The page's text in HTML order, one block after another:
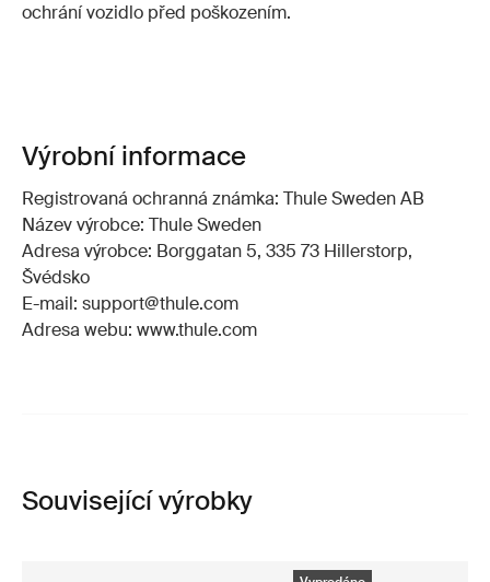
ochrání vozidlo před poškozením.
Výrobní informace
Registrovaná ochranná známka: Thule Sweden AB
Název výrobce: Thule Sweden
Adresa výrobce: Borggatan 5, 335 73 Hillerstorp,
Švédsko
E-mail: support@thule.com
Adresa webu: www.thule.com
Související výrobky